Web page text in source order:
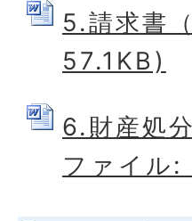
5.請求書
57.1KB)
6.財産処
ファイル